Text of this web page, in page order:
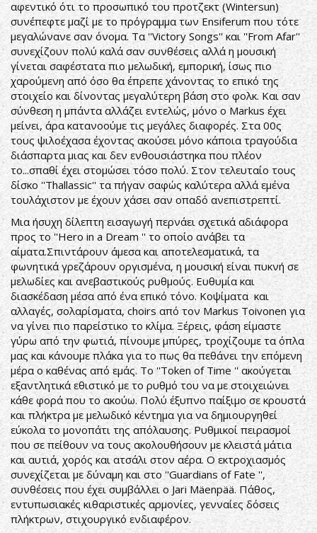
αφεντικό ότι το προσωπικό του προτζεκτ (Wintersun)
συνέπεφτε μαζί με το πρόγραμμα των Ensiferum που τότε
μεγαλώνανε σαν όνομα. Τα ''Victory Songs'' και ''From Afar''
συνεχίζουν πολύ καλά σαν συνθέσεις αλλά η μουσική
γίνεται σαφέστατα πιο μελωδική, εμπορική, ίσως πιο
χαρούμενη από όσο θα έπρεπε χάνοντας το επικό της
στοιχείο και δίνοντας μεγαλύτερη βάση στο φολκ. Και σαν
σύνθεση η μπάντα αλλάζει εντελώς, μόνο ο Markus έχει
μείνει, άρα κατανοούμε τις μεγάλες διαφορές. Στα 00ς
τους ψιλοέχασα έχοντας ακούσει μόνο κάποια τραγούδια
διάσπαρτα μιας και δεν ενθουσιάστηκα που πλέον
το...σπαθί έχει στομώσει τόσο πολύ. Στον τελευταίο τους
δίσκο ''Thallassic'' τα πήγαν σαφώς καλύτερα αλλά εμένα
τουλάχιστον με έχουν χάσει σαν οπαδό ανεπιστρεπτί.
Μια ήσυχη δίλεπτη εισαγωγή περνάει σχετικά αδιάφορα
προς το ''Hero in a Dream '' το οποίο ανάβει τα
αίματα.Σπιντάρουν άμεσα και αποτελεσματικά, τα
φωνητικά γρεζάρουν οργισμένα, η μουσική είναι πυκνή σε
μελωδίες και ανεβαστικούς ρυθμούς. Ευθυμία και
διασκέδαση μέσα από ένα επικό τόνο. Κοψίματα και
αλλαγές, σολαρίσματα, choirs από τον Markus Toivonen για
να γίνει πιο παρείστικο το κλίμα. Ξέρεις, φάση είμαστε
γύρω από την φωτιά, πίνουμε μπύρες, τροχίζουμε τα όπλα
μας και κάνουμε πλάκα για το πως θα πεθάνει την επόμενη
μέρα ο καθένας από εμάς. Το ''Token of Time '' ακούγεται
εξαντλητικά εθιστικό με το ρυθμό του να με στοιχειώνει
κάθε φορά που το ακούω. Πολύ έξυπνο παίξιμο σε κρουστά
και πλήκτρα με μελωδικό κέντημα για να δημιουργηθεί
εύκολα το μονοπάτι της απόλαυσης. Ρυθμικοί πειρασμοί
που σε πείθουν να τους ακολουθήσουν με κλειστά μάτια
και αυτιά, χορός και ατσάλι στον αέρα. Ο εκτροχιασμός
συνεχίζεται με δύναμη και στο ''Guardians of Fate '',
συνθέσεις που έχει συμβάλλει ο Jari Mäenpää. Πάθος,
εντυπωσιακές κιθαριστικές αρμονίες, γενναίες δόσεις
πλήκτρων, στιχουργικό ενδιαφέρον.